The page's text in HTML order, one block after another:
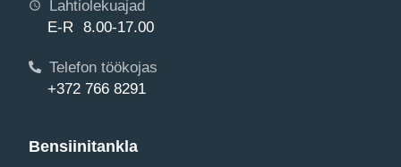
Lahtiolekuajad
E-R 8.00-17.00
Telefon töökojas
+372 766 8291
Bensiinitankla